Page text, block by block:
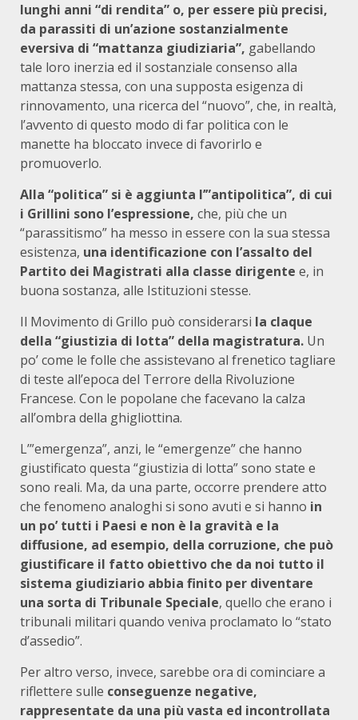
lunghi anni “di rendita” o, per essere più precisi,
da parassiti di un’azione sostanzialmente
eversiva di “mattanza giudiziaria”, gabellando
tale loro inerzia ed il sostanziale consenso alla
mattanza stessa, con una supposta esigenza di
rinnovamento, una ricerca del “nuovo”, che, in realtà,
l’avvento di questo modo di far politica con le
manette ha bloccato invece di favorirlo e
promuoverlo.
Alla “politica” si è aggiunta l’”antipolitica”, di cui
i Grillini sono l’espressione, che, più che un
“parassitismo” ha messo in essere con la sua stessa
esistenza, una identificazione con l’assalto del
Partito dei Magistrati alla classe dirigente e, in
buona sostanza, alle Istituzioni stesse.
Il Movimento di Grillo può considerarsi la claque
della “giustizia di lotta” della magistratura. Un
po’ come le folle che assistevano al frenetico tagliare
di teste all’epoca del Terrore della Rivoluzione
Francese. Con le popolane che facevano la calza
all’ombra della ghigliottina.
L’”emergenza”, anzi, le “emergenze” che hanno
giustificato questa “giustizia di lotta” sono state e
sono reali. Ma, da una parte, occorre prendere atto
che fenomeno analoghi si sono avuti e si hanno in
un po’ tutti i Paesi e non è la gravità e la
diffusione, ad esempio, della corruzione, che può
giustificare il fatto obiettivo che da noi tutto il
sistema giudiziario abbia finito per diventare
una sorta di Tribunale Speciale, quello che erano i
tribunali militari quando veniva proclamato lo “stato
d’assedio”.
Per altro verso, invece, sarebbe ora di cominciare a
riflettere sulle conseguenze negative,
rappresentate da una più vasta ed incontrollata